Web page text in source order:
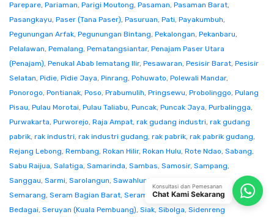
Parepare, Pariaman, Parigi Moutong, Pasaman, Pasaman Barat,
Pasangkayu, Paser (Tana Paser), Pasuruan, Pati, Payakumbuh,
Pegunungan Arfak, Pegunungan Bintang, Pekalongan, Pekanbaru,
Pelalawan, Pemalang, Pematangsiantar, Penajam Paser Utara
(Penajam), Penukal Abab lematang Ilir, Pesawaran, Pesisir Barat, Pesisir
Selatan, Pidie, Pidie Jaya, Pinrang, Pohuwato, Polewali Mandar,
Ponorogo, Pontianak, Poso, Prabumulih, Pringsewu, Probolinggo, Pulang
Pisau, Pulau Morotai, Pulau Taliabu, Puncak, Puncak Jaya, Purbalingga,
Purwakarta, Purworejo, Raja Ampat, rak gudang industri, rak gudang
pabrik, rak industri, rak industri gudang, rak pabrik, rak pabrik gudang,
Rejang Lebong, Rembang, Rokan Hilir, Rokan Hulu, Rote Ndao, Sabang,
Sabu Raijua, Salatiga, Samarinda, Sambas, Samosir, Sampang,
Sanggau, Sarmi, Sarolangun, Sawahlunto
Semarang, Seram Bagian Barat, Seram Bagian Timur,Serang
Serdang
Bedagai, Seruyan (Kuala Pembuang), Siak, Sibolga, Sidenreng
Konsultasi dan Pemesanan
Chat Kami Sekarang